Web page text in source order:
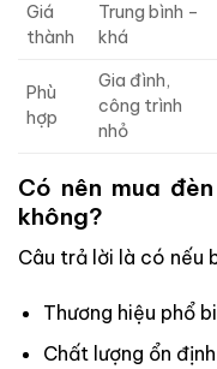
Giá
thành
Trung bình –
khá
Phù
hợp
Gia đình,
công trình
nhỏ
Có nên mua
không?
Câu trả lời là có nếu
Thương hiệu phổ
Chất lượng ổn định